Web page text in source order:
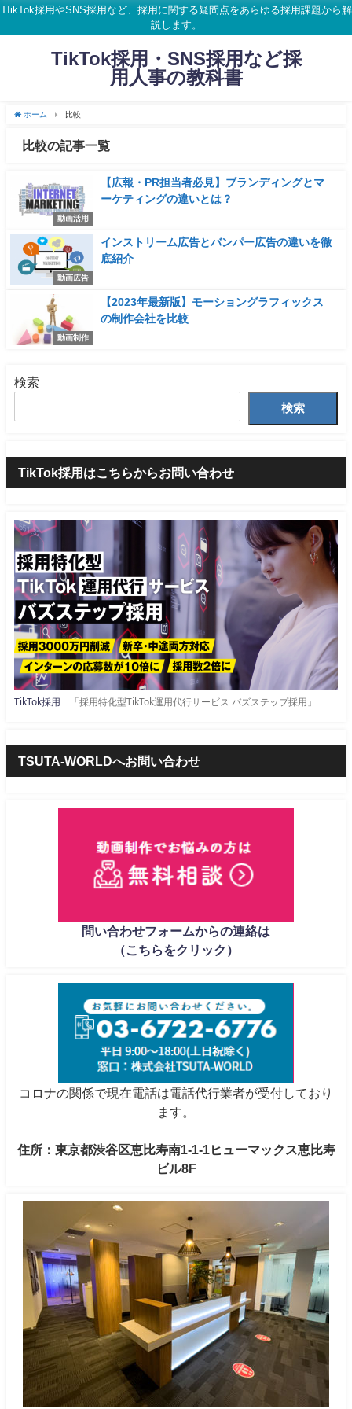
TIikTok採用やSNS採用など、採用に関する疑問点をあらゆる採用課題から解
説します。
TikTok採用・SNS採用など採
用人事の教科書
ホーム 比較
比較の記事一覧
動画活用
【広報・PR担当者必見】ブランディングとマ
ーケティングの違いとは？
動画広告
インストリーム広告とバンパー広告の違いを徹
底紹介
動画制作
【2023年最新版】モーショングラフィックス
の制作会社を比較
検索
検索
TikTok採用はこちらからお問い合わせ
TikTok採用 「採用特化型TikTok運用代行サービス バズステップ採用」
TSUTA-WORLDへお問い合わせ
問い合わせフォームからの連絡は
（こちらをクリック）
コロナの関係で現在電話は電話代行業者が受付しており
ます。
住所：東京都渋谷区恵比寿南1-1-1ヒューマックス恵比寿
ビル8F